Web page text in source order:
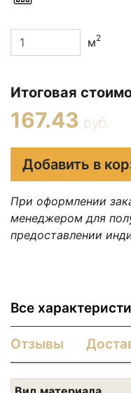
м2
Итоговая
167.43 руб.
Добавить в
При оформлении
менеджером для
предоставлении
Все
Отзывы